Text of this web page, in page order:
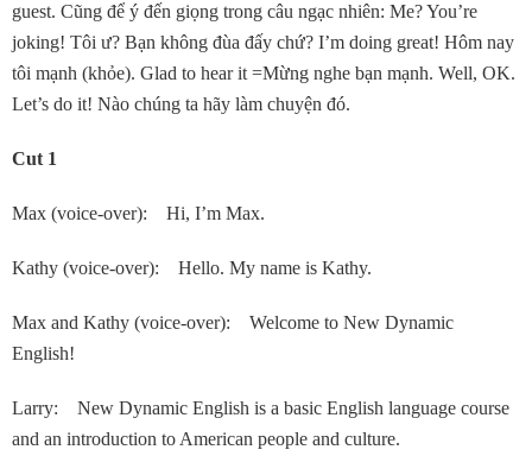
guest. Cũng để ý đến giọng trong câu ngạc nhiên: Me? You’re
joking! Tôi ư? Bạn không đùa đấy chứ? I’m doing great! Hôm nay
tôi mạnh (khỏe). Glad to hear it =Mừng nghe bạn mạnh. Well, OK.
Let’s do it! Nào chúng ta hãy làm chuyện đó.
Cut 1
Max (voice-over): Hi, I’m Max.
Kathy (voice-over): Hello. My name is Kathy.
Max and Kathy (voice-over): Welcome to New Dynamic
English!
Larry: New Dynamic English is a basic English language course
and an introduction to American people and culture.